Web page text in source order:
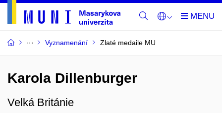
Vyznamenání Zlaté medaile MU
Karola Dillenburger
Velká Británie